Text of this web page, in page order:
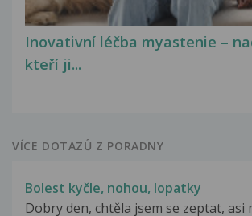
Inovativní léčba myastenie –
kteří ji...
VÍCE DOTAZŮ Z PORADNY
Bolest kyčle, nohou, lopatky
Dobry den, chtěla jsem se zeptat, asi